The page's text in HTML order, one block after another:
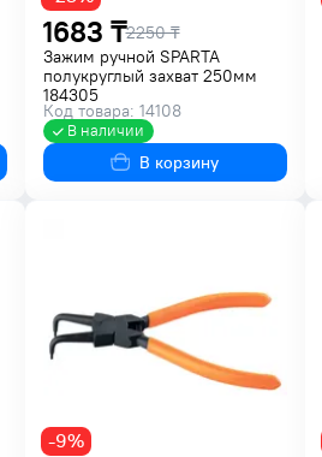
1683 ₸2250 ₸
Зажим ручной SPARTA
полукруглый захват 250мм
184305
Код товара: 14108
В наличии
В корзину
-9%